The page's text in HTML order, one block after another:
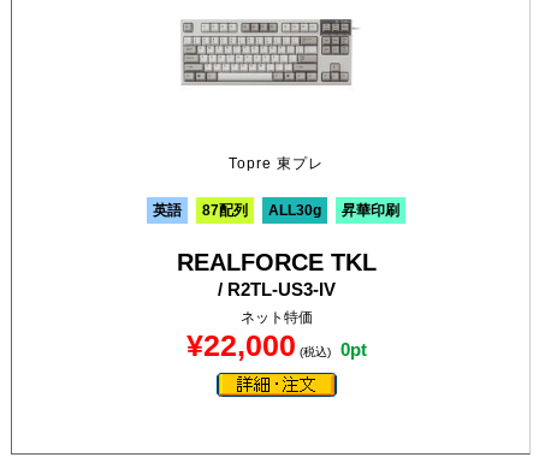
Topre 東プレ
英語 87配列 ALL30g 昇華印刷
REALFORCE TKL
/ R2TL-US3-IV
ネット特価
¥22,000 (税込) 0pt